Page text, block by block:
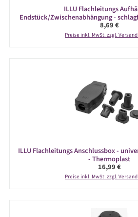
ILLU Flachleitungs
Endstück/Zwischenabhängung -
Regulärer
8,69 €
Preise inkl. MwSt. zzgl.
ILLU Flachleitungs Anschlussbox -
- Thermoplast
Regulärer Preis:
16,99 €
Preise inkl. MwSt. zzgl.